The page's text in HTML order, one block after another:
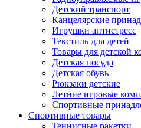
Детский транспорт
Канцелярские
Игрушки антистресс
Текстиль для детей
Товары для детской
Детская посуда
Детская обувь
Рюкзаки детские
Летние игровые
Спортивные
Спортивные товары
Теннисные ракетки